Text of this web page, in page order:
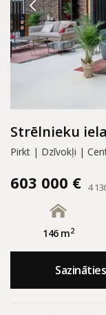
Strēlnieku
Pirkt | Dzīvokļi |
603 000 € 4
146 m2
Sazināties